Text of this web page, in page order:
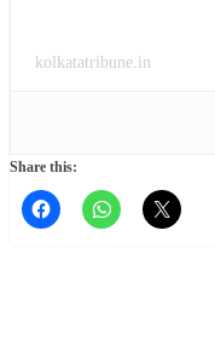
kolkatatribune.in
Share this: